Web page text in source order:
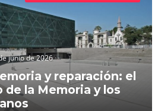
junio de 2026
y reparación: el
de la Memoria y los